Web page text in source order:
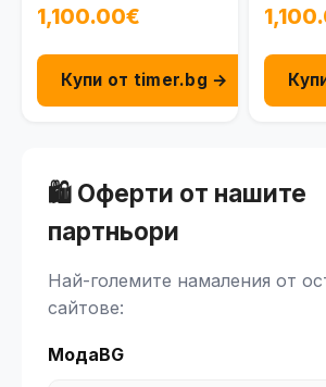
1,100.00€
Купи от timer.bg →
🛍️ Оферти от нашите
партньори
Най-големите намаления от
сайтове:
МодаBG